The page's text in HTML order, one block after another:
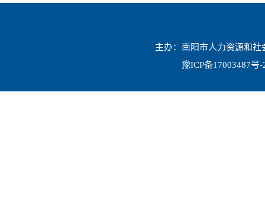
主办：南阳市人力资源和
豫ICP备17003487号-